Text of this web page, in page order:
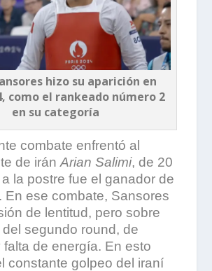
hizo su aparición en
como el rankeado número 2
en su categoría
combate enfrentó al
de iránArian Salimi, de 20
la postre fue el ganador de
En ese combate, Sansores
de lentitud, pero sobre
segundo round, de
de energía. En esto
constante golpeo del iraní